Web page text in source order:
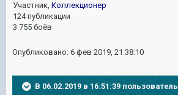
Участник, Коллекционер
124 публикации
3 755 боёв
Опубликовано: 6 фев 2019, 21:38:10
В 06.02.2019 в 16:51:39 пользователь